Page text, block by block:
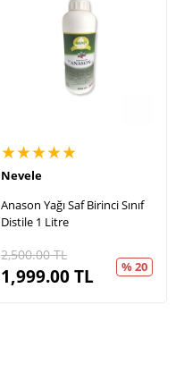
★★★★★
Nevele
Anason Yağı Saf Birinci Sınıf
Distile 1 Litre
2,500.00TL
1,999.00TL % 20